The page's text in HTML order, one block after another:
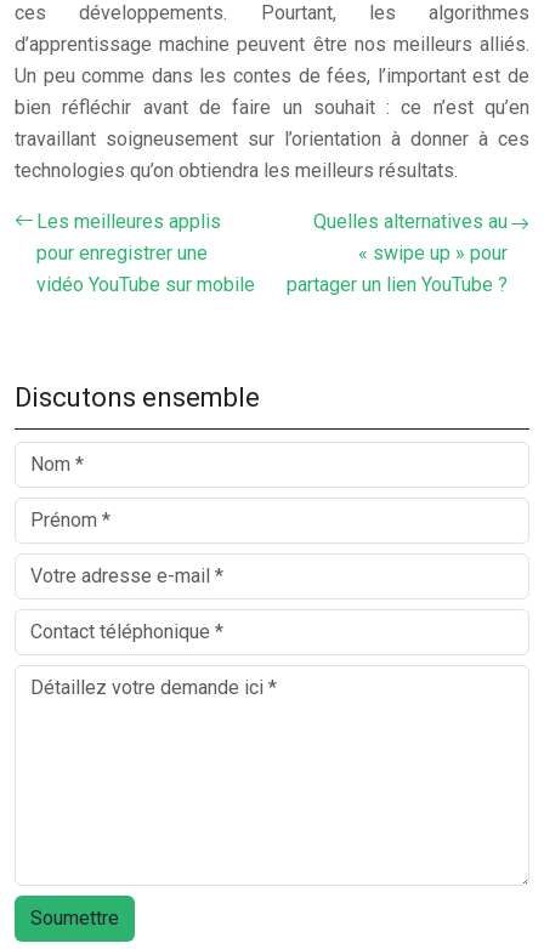
ces développements. Pourtant, les algorithmes
d’apprentissage machine peuvent être nos meilleurs alliés.
Un peu comme dans les contes de fées, l’important est de
bien réfléchir avant de faire un souhait : ce n’est qu’en
travaillant soigneusement sur l’orientation à donner à ces
technologies qu’on obtiendra les meilleurs résultats.
Les meilleures applis
pour enregistrer une
vidéo YouTube sur mobile
Quelles alternatives au
« swipe up » pour
partager un lien YouTube ?
Discutons ensemble